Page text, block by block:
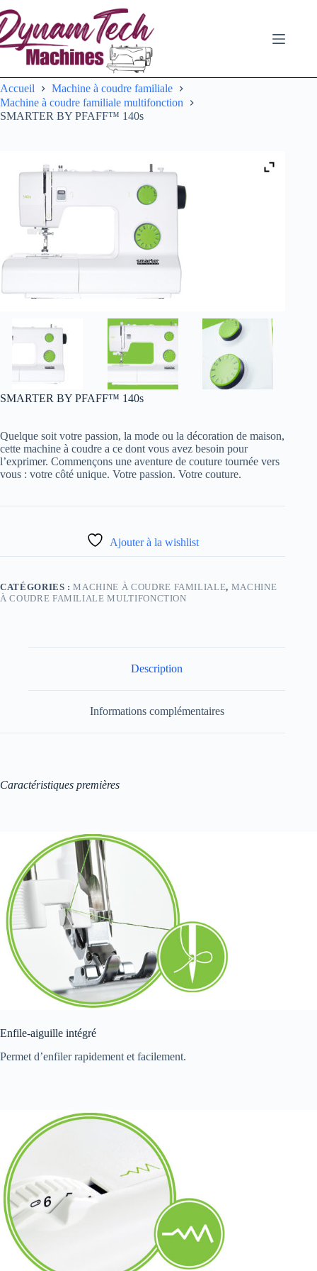
au
contenu
Accueil
Machine à coudre familiale
Machine à coudre familiale multifonction
SMARTER BY PFAFF™ 140s
SMARTER BY PFAFF™ 140s
Quelque soit votre passion, la mode ou la décoration de maison,
cette machine à coudre a ce dont vous avez besoin pour
l’exprimer. Commençons une aventure de couture tournée vers
vous : votre côté unique. Votre passion. Votre couture.
Ajouter à la wishlist
CATÉGORIES :MACHINE À COUDRE FAMILIALE, MACHINE
À COUDRE FAMILIALE MULTIFONCTION
Description
Informations complémentaires
Caractéristiques premières
Enfile-aiguille intégré
Permet d’enfiler rapidement et facilement.